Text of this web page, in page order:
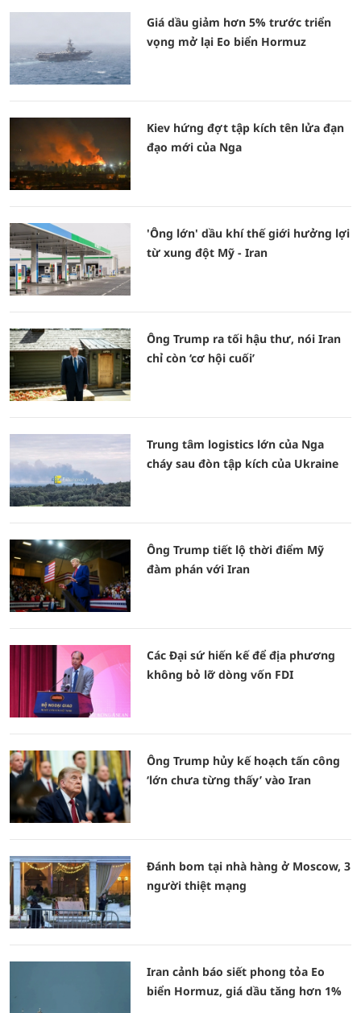
Giá dầu giảm hơn 5% trước triển
vọng mở lại Eo biển Hormuz
Kiev hứng đợt tập kích tên lửa đạn
đạo mới của Nga
'Ông lớn' dầu khí thế giới hưởng lợi
từ xung đột Mỹ - Iran
Ông Trump ra tối hậu thư, nói Iran
chỉ còn ‘cơ hội cuối’
Trung tâm logistics lớn của Nga
cháy sau đòn tập kích của Ukraine
Ông Trump tiết lộ thời điểm Mỹ
đàm phán với Iran
Các Đại sứ hiến kế để địa phương
không bỏ lỡ dòng vốn FDI
Ông Trump hủy kế hoạch tấn công
‘lớn chưa từng thấy’ vào Iran
Đánh bom tại nhà hàng ở Moscow, 3
người thiệt mạng
Iran cảnh báo siết phong tỏa Eo
biển Hormuz, giá dầu tăng hơn 1%